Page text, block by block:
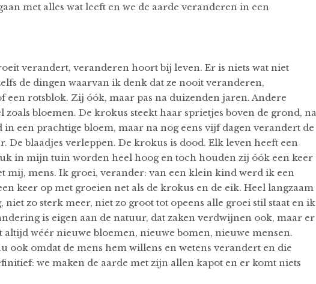
met alles wat leeft en we de aarde veranderen in een
verandert, veranderen hoort bij leven. Er is niets wat niet
de dingen waarvan ik denk dat ze nooit veranderen,
een rotsblok. Zij óók, maar pas na duizenden jaren. Andere
bloemen. De krokus steekt haar sprietjes boven de grond, na
een prachtige bloem, maar na nog eens vijf dagen verandert de
De blaadjes verleppen. De krokus is dood. Elk leven heeft een
in mijn tuin worden heel hoog en toch houden zij óók een keer
mij, mens. Ik groei, verander: van een klein kind werd ik een
keer op met groeien net als de krokus en de eik. Heel langzaam
zo sterk meer, niet zo groot tot opeens alle groei stil staat en ik
is eigen aan de natuur, dat zaken verdwijnen ook, maar er
wéér nieuwe bloemen, nieuwe bomen, nieuwe mensen.
ook omdat de mens hem willens en wetens verandert en die
we maken de aarde met zijn allen kapot en er komt niets